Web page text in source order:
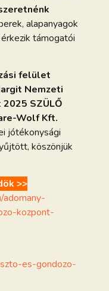
alapanyagok
támogatói
felület
Nemzeti
SZÜLŐ
Wolf Kft.
jótékonysági
köszönjük
>>
kozpont-
es-gondozo-